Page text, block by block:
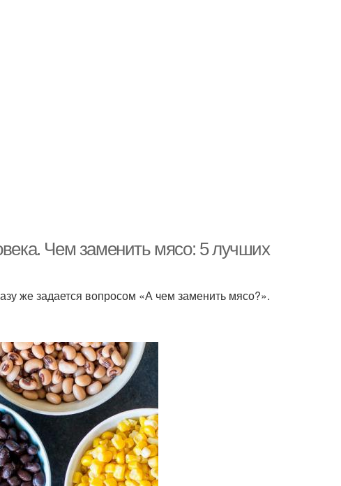
Чем заменить мясо: 5 лучших
же задается вопросом «А чем заменить мясо?».